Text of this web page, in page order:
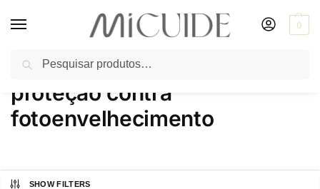
0
Início Produtos marcados com a tag “proteção contra fotoenvelhecimento”
proteção contra
fotoenvelhecimento
SHOW FILTERS